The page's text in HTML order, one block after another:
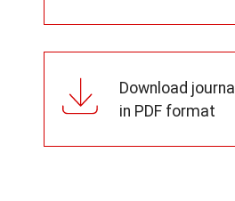
Download journal
in PDF format